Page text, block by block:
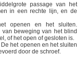
passage van het
in een rechte lijn, en de
openen en het sluiten.
beweging van het blind
of het open of gesloten is.
het openen en het sluiten
door de schroef.